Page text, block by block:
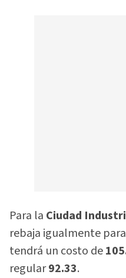
Para la Ciudad
rebaja igualmente
tendrá un costo de
regular92.33.